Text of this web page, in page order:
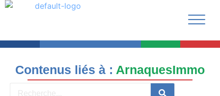
Contenus liés à : ArnaquesImmo